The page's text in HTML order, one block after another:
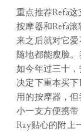
重点推荐Refa
按摩器和Refa
来之后就对它
随地都能瘦脸
如今年过三十
决定下重本买
用的按摩器，但
小一支方便携
Ray贴心的附上